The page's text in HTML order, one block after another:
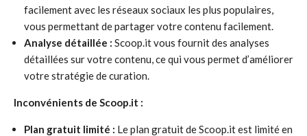
facilement avec les réseaux sociaux les plus populaires,
vous permettant de partager votre contenu facilement.
Analyse détaillée : Scoop.it vous fournit des analyses
détaillées sur votre contenu, ce qui vous permet d’améliorer
votre stratégie de curation.
Inconvénients de Scoop.it :
Plan gratuit limité : Le plan gratuit de Scoop.it est limité en